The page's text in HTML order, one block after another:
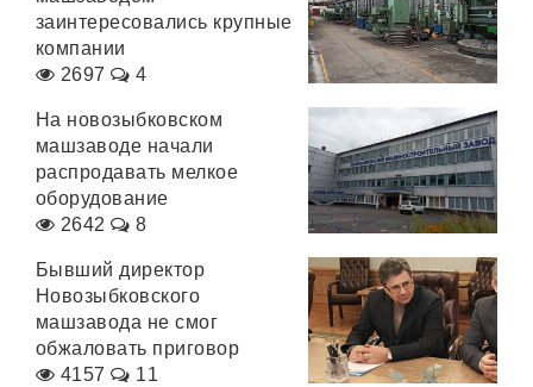
заинтересовались крупные
компании
2697
4
На новозыбковском
машзаводе начали
распродавать мелкое
оборудование
2642
8
Бывший директор
Новозыбковского
машзавода не смог
обжаловать приговор
4157
11